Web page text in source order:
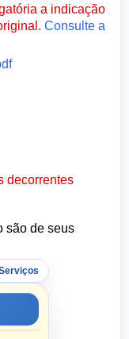
a indicação
Consulte a
decorrentes
são de seus